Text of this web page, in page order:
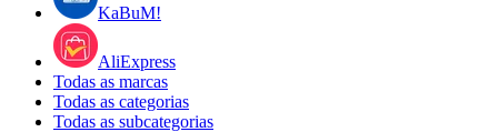
KaBuM!
AliExpress
Todas as marcas
Todas as categorias
Todas as subcategorias